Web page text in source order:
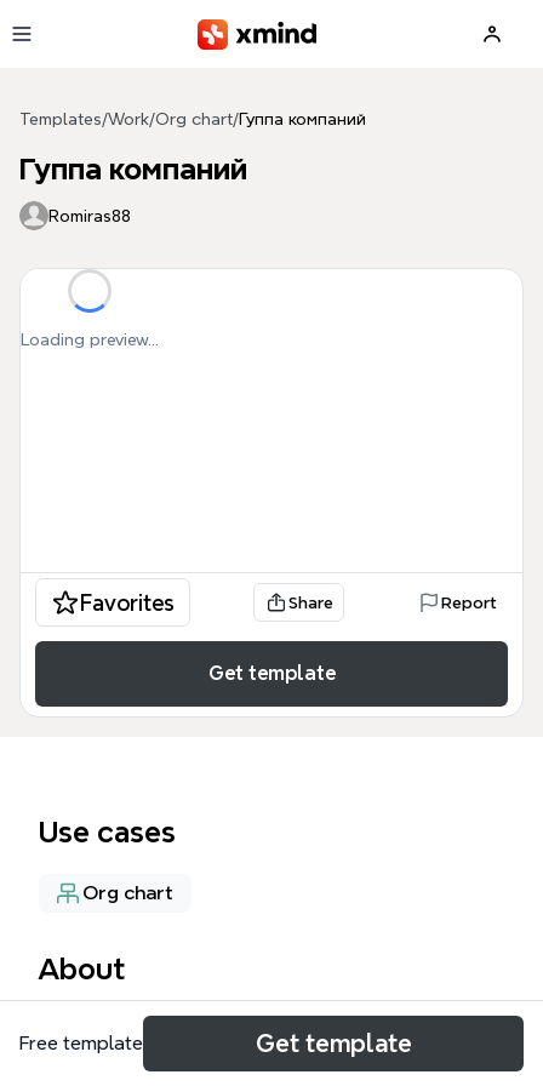
Templates/Work/Org chart/Гуппа компаний
Гуппа компаний
Romiras88
Loading preview...
Favorites Share Report
Get template
Use cases
Org chart
About
Ментальная карта «Группа компаний»
представляет структуру холдинга,
Free template Get template